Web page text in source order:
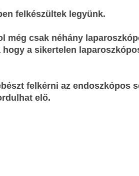
felkészültek legyünk.
még csak néhány
a sikertelen
felkérni az endoszkópos
elő.